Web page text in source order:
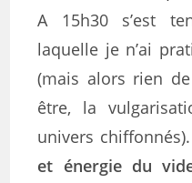
A 15h30 s’est
laquelle je n’ai
(mais alors rien
être, la
univers
et énergie du